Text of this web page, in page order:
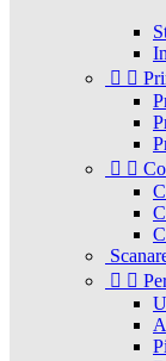
 
 
 